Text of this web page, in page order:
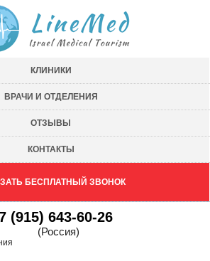
КЛИНИКИ
ВРАЧИ И ОТДЕЛЕНИЯ
ОТЗЫВЫ
КОНТАКТЫ
БЕСПЛАТНЫЙ ЗВОНОК
(915) 643-60-26
(Россия)